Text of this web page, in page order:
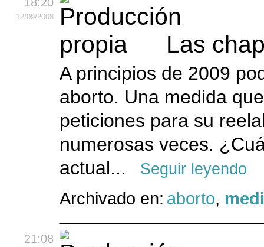
18:20
12/09/2008
Las
A principios de 2009
aborto. Una medida
peticiones para su
numerosas veces.
actual...
Seguir leyendo
Archivado en: aborto,
21:08